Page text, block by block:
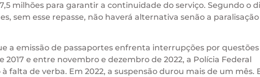
milhões para garantir a continuidade do serviço. Segundo o
sem esse repasse, não haverá alternativa senão a
a emissão de passaportes enfrenta interrupções por questões
e entre novembro e dezembro de 2022, a Polícia Federal
falta de verba. Em 2022, a suspensão durou mais de um mês.